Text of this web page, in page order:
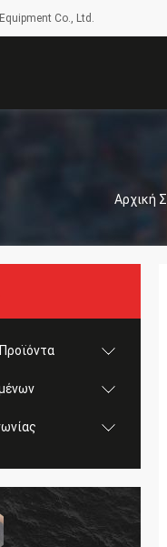
Co., Ltd.
Αρχική